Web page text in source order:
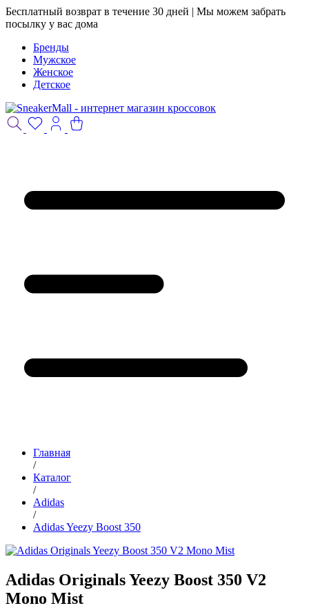
Бесплатный возврат в течение 30 дней | Мы можем забрать
посылку у вас дома
Бренды
Мужское
Женское
Детское
Главная
/
Каталог
/
Adidas
/
Adidas Yeezy Boost 350
Adidas Originals Yeezy Boost 350 V2
Mono Mist